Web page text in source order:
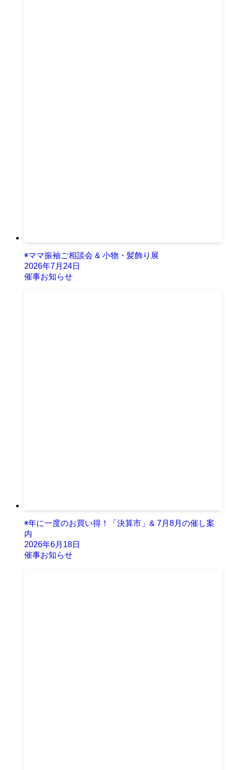
◉ママ振袖ご相談会 & 小物・髪飾り展
2026年7月24日
催事お知らせ
◉年に一度のお買い得！「決算市」& 7月8月の催し案
内
2026年6月18日
催事お知らせ